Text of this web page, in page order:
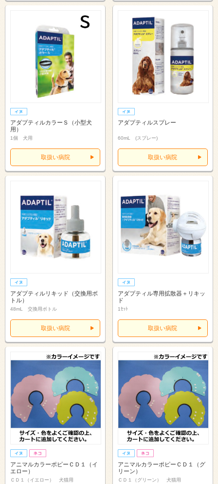
アダプティルカラーＳ（小型犬
用）
1個 犬用
取扱い病院
アダプティルスプレー
60mL (スプレー)
取扱い病院
アダプティルリキッド（交換用ボ
トル）
48mL 交換用ボトル
取扱い病院
アダプティル専用拡散器＋リキッ
ド
1ｾｯﾄ
取扱い病院
アニマルカラーポピーＣＤ１（イ
エロー）
ＣＤ１（イエロー） 犬猫用
アニマルカラーポピーＣＤ１（グ
リーン）
ＣＤ１（グリーン） 犬猫用